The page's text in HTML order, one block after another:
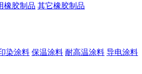
橡胶制品 其它橡胶制品
染涂料 保温涂料 耐高温涂料 导电涂料